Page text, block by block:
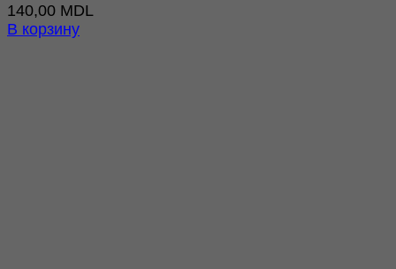
140,00 MDL
В корзину